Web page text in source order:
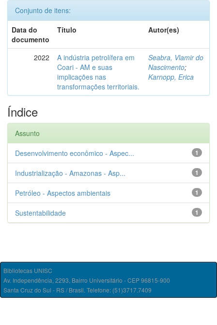
Conjunto de itens:
Data do
documento
Título Autor(es)
2022
A indústria petrolífera em
Coari - AM e suas
implicações nas
transformações territoriais.
Seabra, Vlamir do
Nascimento;
Karnopp, Erica
Índice
Assunto
1
Desenvolvimento econômico - Aspec...
1
Industrialização - Amazonas - Asp...
1
Petróleo - Aspectos ambientais
1
Sustentabilidade
Bibliotecas UNISC
Av. Independência, 2293, Bairro Universitário - CEP 96815-900
Santa Cruz do Sul - RS / Brasil. Telefone: (51)3717.7409